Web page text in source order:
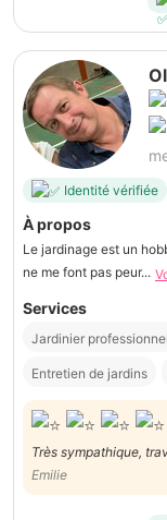
Identité vérifiée
À propos
Le jardinage est un
ne me font pas peur...
Services
Jardinier professionnel
Entretien de jardins
Très sympathique,
Emilie